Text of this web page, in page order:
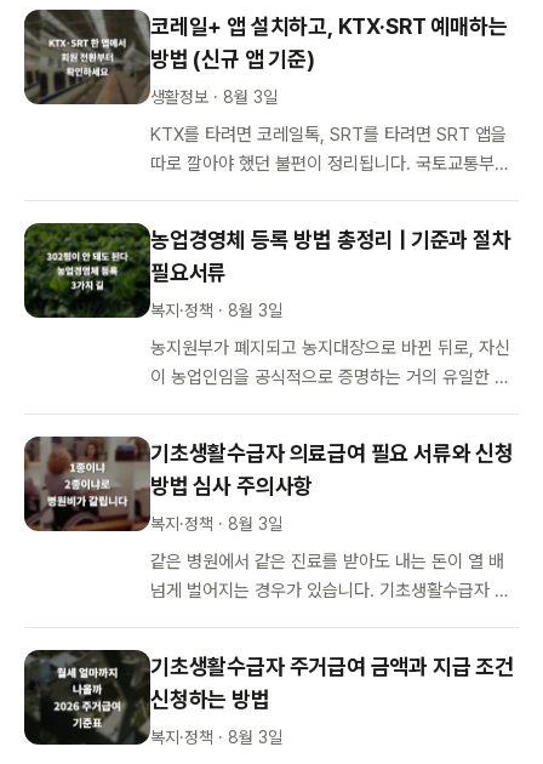
코레일+ 앱 설치하고, KTX·SRT 예매하는
방법 (신규 앱 기준)
생활정보 · 8월 3일
KTX를 타려면 코레일톡, SRT를 타려면 SRT 앱을
따로 깔아야 했던 불편이 정리됩니다. 국토교통부와
농업경영체 등록 방법 총정리 | 기준과 절차
필요서류
복지·정책 · 8월 3일
농지원부가 폐지되고 농지대장으로 바뀐 뒤로, 자신
이 농업인임을 공식적으로 증명하는 거의 유일한 수
기초생활수급자 의료급여 필요 서류와 신청
방법 심사 주의사항
복지·정책 · 8월 3일
같은 병원에서 같은 진료를 받아도 내는 돈이 열 배
넘게 벌어지는 경우가 있습니다. 기초생활수급자 의
기초생활수급자 주거급여 금액과 지급 조건
신청하는 방법
복지·정책 · 8월 3일